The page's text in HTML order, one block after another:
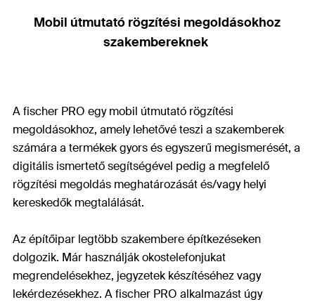
Mobil útmutató rögzítési megoldásokhoz
szakembereknek
A fischer PRO egy mobil útmutató rögzítési
megoldásokhoz, amely lehetővé teszi a szakemberek
számára a termékek gyors és egyszerű megismerését, a
digitális ismertető segítségével pedig a megfelelő
rögzítési megoldás meghatározását és/vagy helyi
kereskedők megtalálását.
Az építőipar legtöbb szakembere építkezéseken
dolgozik. Már használják okostelefonjukat
megrendelésekhez, jegyzetek készítéséhez vagy
lekérdezésekhez. A fischer PRO alkalmazást úgy